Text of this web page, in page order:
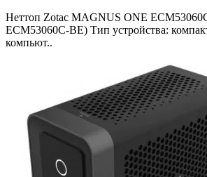
Неттоп Zotac MAGNUS ONE
ECM53060C-BE) Тип устройства:
компьют..